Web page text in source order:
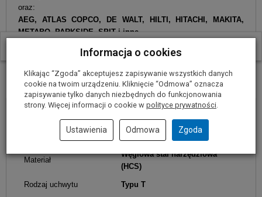
oraz:
AEG, ATLAS COPCO, DE WALT, HILTI, HITACHI, MAKITA,
METABO, PARKSIDE, SPIT i inne
Parametry techniczne
100 mm
Grubość cięcia 4-50 mm
Materiał
Węglowa stal narzędziowa
(HCS)
Rodzaj uchwytu Typu T
W ostatnich 30 dniach produktem interesują się
Informacja o cookies
Klikając “Zgoda” akceptujesz zapisywanie wszystkich danych
cookie na twoim urządzeniu. Kliknięcie “Odmowa” oznacza
zapisywanie tylko danych niezbędnych do funkcjonowania
strony. Więcej informacji o cookie w polityce prywatności
Ustawienia Odmowa Zgoda